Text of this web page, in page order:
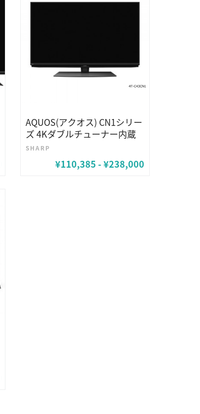
AQUOS(アクオス) CN1シリー
ズ 4Kダブルチューナー内蔵
SHARP
¥110,385 - ¥238,000